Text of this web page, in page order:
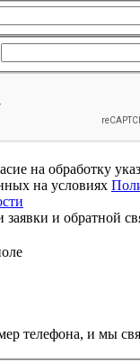
на обработку
на условиях
заявки и обратной
телефона, и мы